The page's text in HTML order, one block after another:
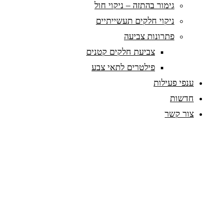
גימור בהתזה – ניקוי חול
ניקוי חלקים תעשייתיים
פתרונות צביעה
צביעת חלקים קטנים
פילטרים לתאי צבע
ענפי פעילות
חדשות
צור קשר